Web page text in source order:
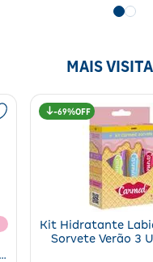
MAIS
69%
Kit Hidratante
Sorvete Verão 3